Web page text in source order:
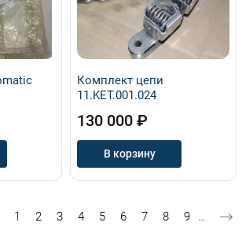
Комплект цепи
11.KET.001.024
130 000 ₽
В корзину
страниц
Текущая страница
1 Страница
2 Страница
3 Страница
4 Страница
5 Страница
6 Страница
7 Страница
8 Страница
9